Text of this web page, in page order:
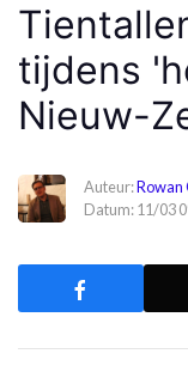
tijdens
Nieuw-
Auteur:Rowan
Datum: 11/03